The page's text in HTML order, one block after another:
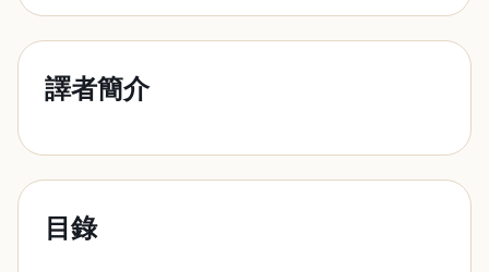
譯者簡介
目錄